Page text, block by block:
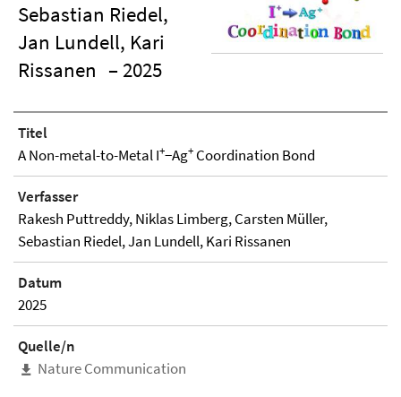
Sebastian Riedel,
Jan Lundell, Kari
Rissanen – 2025
Titel
A Non-metal-to-Metal I+−Ag+ Coordination Bond
Verfasser
Rakesh Puttreddy, Niklas Limberg, Carsten Müller,
Sebastian Riedel, Jan Lundell, Kari Rissanen
Datum
2025
Quelle/n
Nature Communication